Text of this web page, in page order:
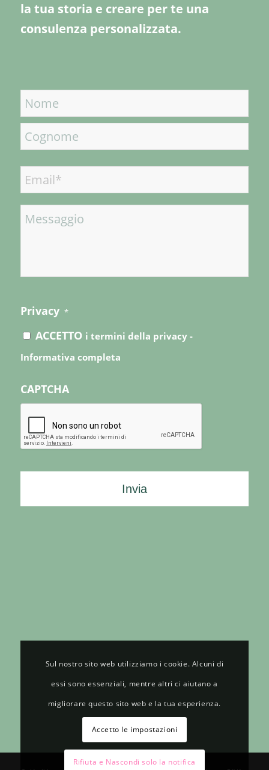
la tua storia e creare per te una
consulenza personalizzata.
Nome
Nome
Email *
Messaggio
Privacy *
ACCETTO i termini della privacy -
Informativa completa
CAPTCHA
Sul nostro sito web utilizziamo i cookie. Alcuni di
essi sono essenziali, mentre altri ci aiutano a
migliorare questo sito web e la tua esperienza.
Accetto le impostazioni
Rifiuta e Nascondi solo la notifica